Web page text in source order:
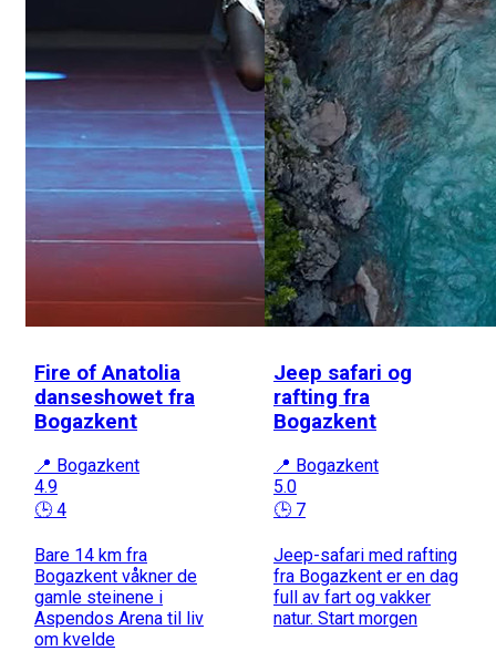
Fire of Anatolia
danseshowet fra
Bogazkent
📍 Bogazkent
4.9
🕒 4
Bare 14 km fra
Bogazkent våkner de
gamle steinene i
Aspendos Arena til liv
om kvelde
Jeep safari og
rafting fra
Bogazkent
📍 Bogazkent
5.0
🕒 7
Jeep-safari med rafting
fra Bogazkent er en dag
full av fart og vakker
natur. Start morgen